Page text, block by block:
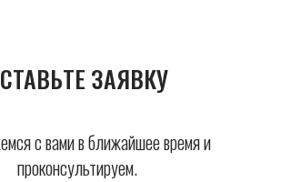
ЗАЯВКУ
с вами в ближайшее время и
проконсультируем.